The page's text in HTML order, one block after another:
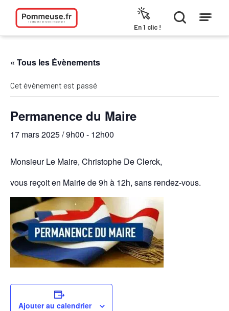
Aller au contenu
En 1 clic !
« Tous les Évènements
Cet évènement est passé
Permanence du Maire
17 mars 2025 / 9h00 - 12h00
Monsieur Le Maire, Christophe De Clerck,
vous reçoit en Mairie de 9h à 12h, sans rendez-vous.
Ajouter au calendrier